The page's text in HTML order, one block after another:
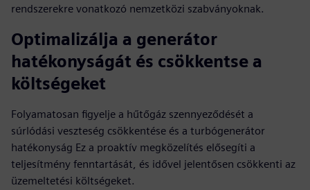
rendszerekre vonatkozó nemzetközi szabványoknak.
Optimalizálja a generátor
hatékonyságát és csökkentse a
költségeket
Folyamatosan figyelje a hűtőgáz szennyeződését a
súrlódási veszteség csökkentése és a turbógenerátor
hatékonyság Ez a proaktív megközelítés elősegíti a
teljesítmény fenntartását, és idővel jelentősen csökkenti az
üzemeltetési költségeket.